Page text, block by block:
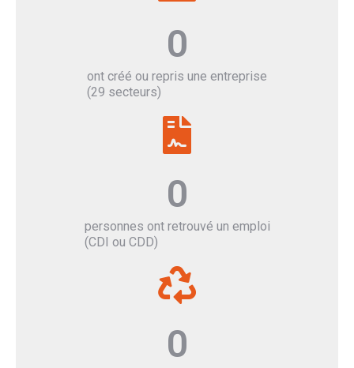
ont créé ou repris une entreprise
(29 secteurs)
0
personnes ont retrouvé un emploi
(CDI ou CDD)
0
0